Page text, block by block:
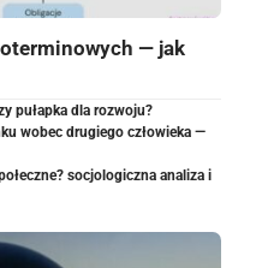
— jak
pułapka dla rozwoju?
wobec drugiego człowieka —
socjologiczna analiza i